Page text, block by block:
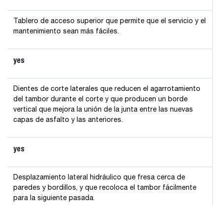
Tablero de acceso superior que permite que el servicio y el
mantenimiento sean más fáciles.
yes
Dientes de corte laterales que reducen el agarrotamiento
del tambor durante el corte y que producen un borde
vertical que mejora la unión de la junta entre las nuevas
capas de asfalto y las anteriores.
yes
Desplazamiento lateral hidráulico que fresa cerca de
paredes y bordillos, y que recoloca el tambor fácilmente
para la siguiente pasada.